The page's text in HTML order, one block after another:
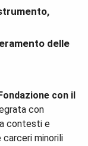
delle
con il
con
contesti e
minorili